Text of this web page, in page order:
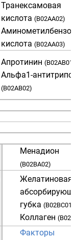
Транексамовая
кислота (B02AA02)
кислота (B02AA03)
Апротинин (B02AB01
Альфа1-
(B02AB02)
Менадион
(B02BA02)
Желатиновая
губка (B02BC01
Коллаген (
Факторы